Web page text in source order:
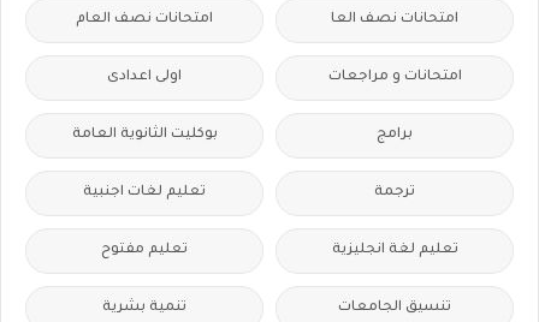
امتحانات نصف العا امتحانات نصف العام
امتحانات و مراجعات اولى اعدادى
برامج بوكليت الثانوية العامة
ترجمة تعليم لغات اجنبية
تعليم لغة انجليزية تعليم مفتوح
تنسيق الجامعات تنمية بشرية